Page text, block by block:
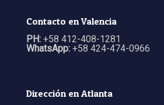
Contacto en Valencia
PH: +58 412-408-1281
WhatsApp: +58 424-474-0966
Dirección en Atlanta